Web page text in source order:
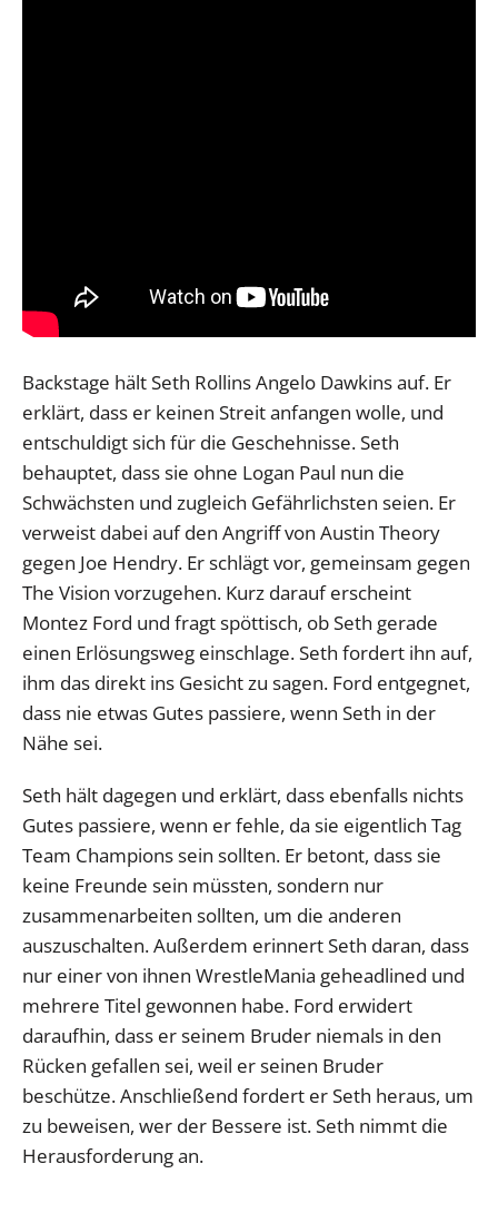
Backstage hält Seth Rollins Angelo Dawkins auf. Er
erklärt, dass er keinen Streit anfangen wolle, und
entschuldigt sich für die Geschehnisse. Seth
behauptet, dass sie ohne Logan Paul nun die
Schwächsten und zugleich Gefährlichsten seien. Er
verweist dabei auf den Angriff von Austin Theory
gegen Joe Hendry. Er schlägt vor, gemeinsam gegen
The Vision vorzugehen. Kurz darauf erscheint
Montez Ford und fragt spöttisch, ob Seth gerade
einen Erlösungsweg einschlage. Seth fordert ihn auf,
ihm das direkt ins Gesicht zu sagen. Ford entgegnet,
dass nie etwas Gutes passiere, wenn Seth in der
Nähe sei.
Seth hält dagegen und erklärt, dass ebenfalls nichts
Gutes passiere, wenn er fehle, da sie eigentlich Tag
Team Champions sein sollten. Er betont, dass sie
keine Freunde sein müssten, sondern nur
zusammenarbeiten sollten, um die anderen
auszuschalten. Außerdem erinnert Seth daran, dass
nur einer von ihnen WrestleMania geheadlined und
mehrere Titel gewonnen habe. Ford erwidert
daraufhin, dass er seinem Bruder niemals in den
Rücken gefallen sei, weil er seinen Bruder
beschütze. Anschließend fordert er Seth heraus, um
zu beweisen, wer der Bessere ist. Seth nimmt die
Herausforderung an.